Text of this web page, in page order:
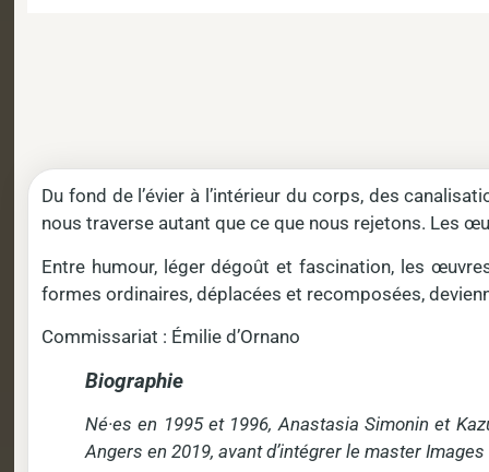
Du fond de l’évier à l’intérieur du corps, des
nous traverse autant que ce que nous rejetons. Les
Entre humour, léger dégoût et fascination, les
formes ordinaires, déplacées et recomposées,
Commissariat : Émilie d’Ornano
Biographie
Né·es en 1995 et 1996, Anastasia Simonin et
Angers en 2019, avant d’intégrer le master